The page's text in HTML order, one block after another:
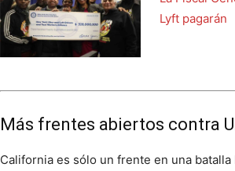
Lyft pagarán
Más frentes abiertos contra
California es sólo un frente en una